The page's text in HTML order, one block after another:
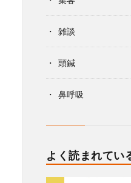
雑談
頭鍼
鼻呼吸
よく読まれてい